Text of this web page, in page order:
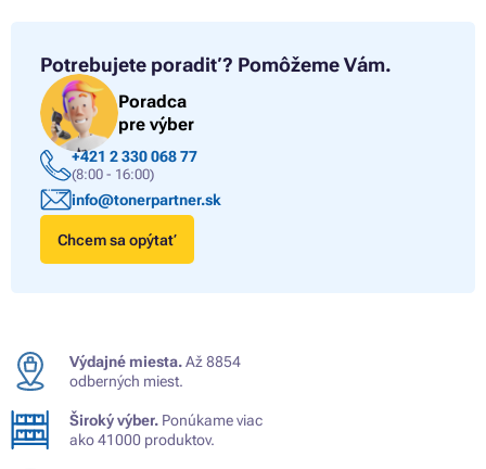
Potrebujete poradiť? Pomôžeme Vám.
Poradca
pre výber
+421 2 330 068 77
(8:00 - 16:00)
info@tonerpartner.sk
Chcem sa opýtať
Výdajné miesta.Až 8854
odberných miest.
Široký výber. Ponúkame viac
ako 41000 produktov.